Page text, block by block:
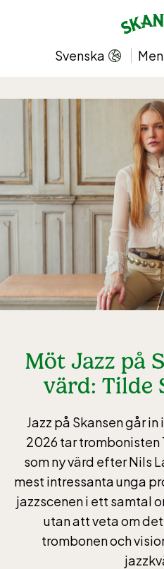
Svenska
Möt Jazz på
värd: Tilde
Jazz på Skansen går in
2026 tar trombonisten
som ny värd efter Nils
mest intressanta unga
jazzscenen i ett samtal
utan att veta om
trombonen och